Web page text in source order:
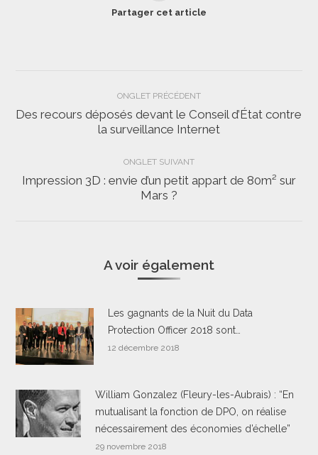
Partager cet article
Navigation
de
ONGLET PRÉCÉDENT
Onglet
Des recours déposés devant le Conseil d’État contre
la surveillance Internet
ONGLET SUIVANT
Onglet
Impression 3D : envie d’un petit appart de 80m² sur
Mars ?
A voir également
Les gagnants de la Nuit du Data
Protection Officer 2018 sont…
12 décembre 2018
William Gonzalez (Fleury-les-Aubrais) : “En
mutualisant la fonction de DPO, on réalise
nécessairement des économies d’échelle”
29 novembre 2018